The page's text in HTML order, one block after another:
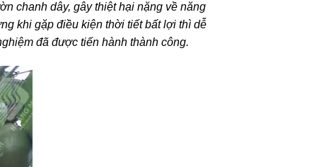
chanh dây, gây thiệt hại nặng về năng
khi gặp điều kiện thời tiết bất lợi thì dễ
đã được tiến hành thành công.